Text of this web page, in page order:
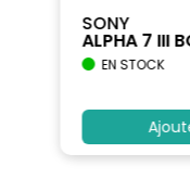
SONY
ALPHA 7 III
EN STOCK